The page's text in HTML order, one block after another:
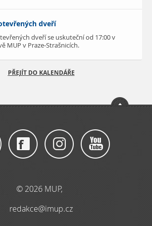
dveří
dveří se uskuteční od 17:00 v
MUP v Praze-Strašnicích.
PŘEJÍT DO KALENDÁŘE
© 2026 MUP,
redakce@imup.cz